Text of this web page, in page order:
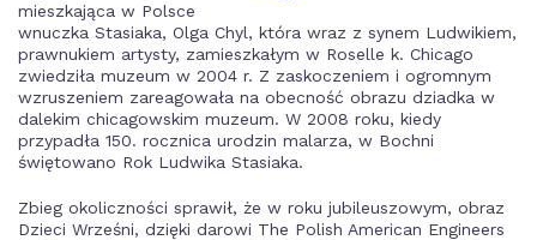
mieszkająca w Polsce
wnuczka Stasiaka, Olga Chyl, która wraz z synem Ludwikiem,
prawnukiem artysty, zamieszkałym w Roselle k. Chicago
zwiedziła muzeum w 2004 r. Z zaskoczeniem i ogromnym
wzruszeniem zareagowała na obecność obrazu dziadka w
dalekim chicagowskim muzeum. W 2008 roku, kiedy
przypadła 150. rocznica urodzin malarza, w Bochni
świętowano Rok Ludwika Stasiaka.
Zbieg okoliczności sprawił, że w roku jubileuszowym, obraz
Dzieci Wrześni, dzięki darowi The Polish American Engineers